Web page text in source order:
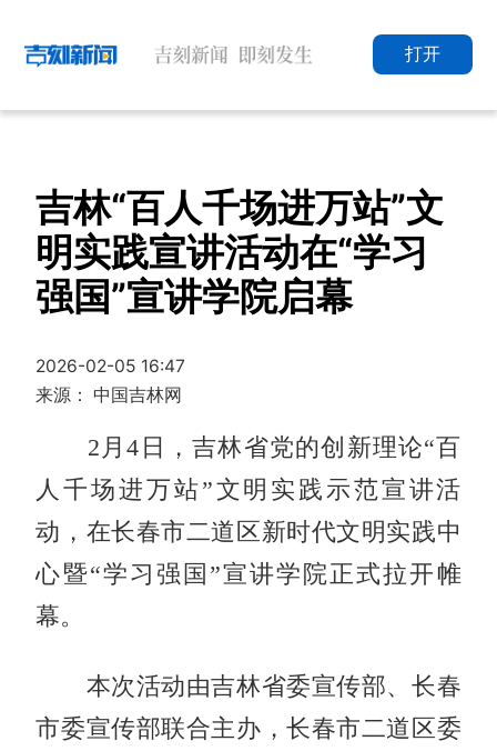
打开
吉林“百人千场进万站”文
明实践宣讲活动在“学习
强国”宣讲学院启幕
2026-02-05 16:47
来源： 中国吉林网
2月4日，吉林省党的创新理论“百
人千场进万站”文明实践示范宣讲活
动，在长春市二道区新时代文明实践中
心暨“学习强国”宣讲学院正式拉开帷
幕。
本次活动由吉林省委宣传部、长春
市委宣传部联合主办，长春市二道区委